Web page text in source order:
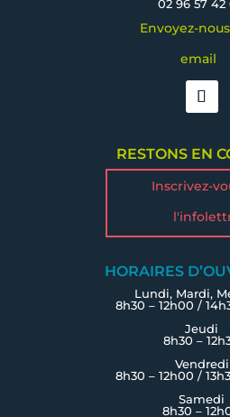
02 96 57 42
Envoyez-
email
RESTONS EN
Inscrivez-
HORAIRES
Lundi, Mardi,
8h30 – 12h00 /
Jeudi
8h30 –
Vendredi
8h30 – 12h00 /
Samedi
8h30 –